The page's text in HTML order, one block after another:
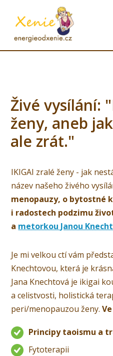
Živé vysílání:
ženy, aneb
ale zrát."
IKIGAI zralé ženy - jak
název našeho živého
menopauzy, o bytostné
i radostech podzimu
a metorkou Janou
Je mi velkou ctí vám
Knechtovou, která je
Jana Knechtová je ikigai
a celistvosti, holistická
peri/menopauzou ženy.
Principy taoismu a
Fytoterapii